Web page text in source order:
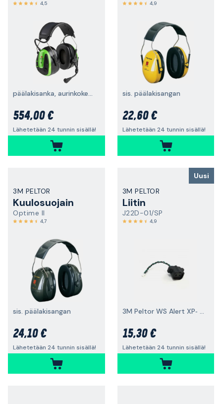
4,5
päälakisanka, aurinkokennolataus, Bluetooth® MultiPoint
554,00 €
Lähetetään 24 tunnin sisällä!
4,9
sis. päälakisangan
22,60 €
Lähetetään 24 tunnin sisällä!
3M PELTOR
Kuulosuojain
Optime II
4,7
sis. päälakisangan
24,10 €
Lähetetään 24 tunnin sisällä!
Uusi
3M PELTOR
Liitin
J22D-01/SP
4,9
3M Peltor WS Alert XP‑ ja XPI‑malleihin
15,30 €
Lähetetään 24 tunnin sisällä!